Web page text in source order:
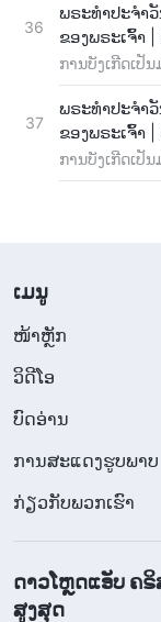
36
ພຣະທຳປະຈຳ
ຂອງພຣະເຈົ້າ
ການບັງເກີດເປັ
37
ພຣະທຳປະຈຳ
ຂອງພຣະເຈົ້າ
ການບັງເກີດເປັ
​ເມ​ນູ
​ໜ້າຫຼັກ
ວິ​ດີ​ໂອ
ບົດອ່ານ
ການສະແດງຮູບພາບ
ກ່ຽວກັບພວກເຮົາ
ດາວໂຫຼດແອັບ ຄຣິ
ສູງສຸດ